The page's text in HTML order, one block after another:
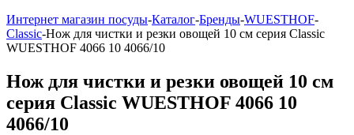
Интернет магазин посуды-Каталог-Бренды-WUESTHOF-
Classic-Нож для чистки и резки овощей 10 см серия Classic
WUESTHOF 4066 10 4066/10
Нож для чистки и резки овощей 10 см
серия Classic WUESTHOF 4066 10
4066/10